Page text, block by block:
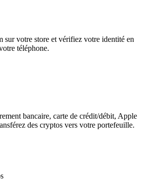
sur votre store et vérifiez votre identité en
téléphone.
bancaire, carte de crédit/débit, Apple
des cryptos vers votre portefeuille.